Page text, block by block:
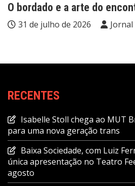
O bordado e a arte do
31 de julho de 2026
RECENTES
Isabelle Stoll chega ao MUT
para uma nova geração trans
Baixa Sociedade, com Luiz
única apresentação no Teatro
agosto